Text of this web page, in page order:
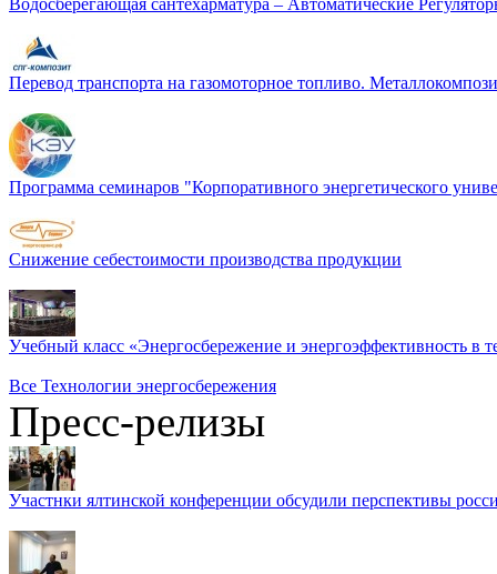
Перевод транспорта на газомоторное топливо.
Программа семинаров "Корпоративного энергетического
Снижение себестоимости производства продукции
Учебный класс «Энергосбережение и энергоэффективность в
Все Технологии энергосбережения
Пресс-релизы
Участнки ялтинской конференции обсудили перспективы